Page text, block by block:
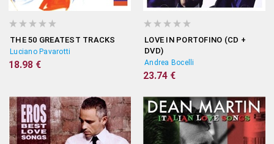
THE 50 GREATEST TRACKS
Luciano Pavarotti
18.98 €
LOVE IN PORTOFINO (CD +
DVD)
Andrea Bocelli
23.74 €